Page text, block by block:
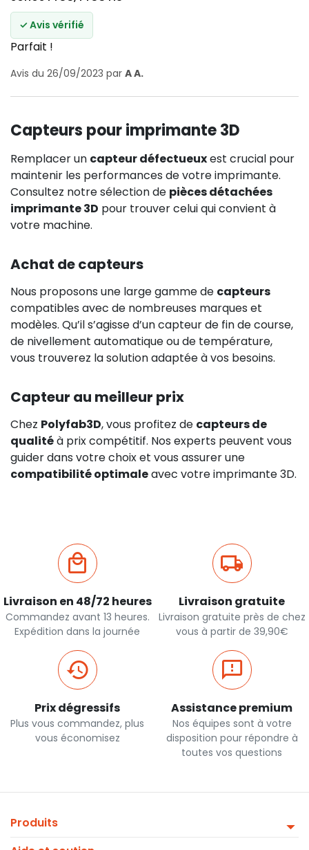
✓ Avis vérifié
Parfait !
Avis du 26/09/2023 par A A.
Capteurs pour imprimante 3D
Remplacer un capteur défectueuxest crucial pour
maintenir les performances de votre imprimante.
Consultez notre sélection de pièces détachées
imprimante 3D pour trouver celui qui convient à
votre machine.
Achat de capteurs
Nous proposons une large gamme de capteurs
compatibles avec de nombreuses marques et
modèles. Qu’il s’agisse d’un capteur de fin de course,
de nivellement automatique ou de température,
vous trouverez la solution adaptée à vos besoins.
Capteur au meilleur prix
Chez Polyfab3D, vous profitez de capteurs de
qualitéà prix compétitif. Nos experts peuvent vous
guider dans votre choix et vous assurer une
compatibilité optimaleavec votre imprimante 3D.
Livraison en 48/72 heures
Commandez avant 13 heures.
Expédition dans la journée
Livraison gratuite
Livraison gratuite près de chez
vous à partir de 39,90€
Prix dégressifs
Plus vous commandez, plus
vous économisez
Assistance premium
Nos équipes sont à votre
disposition pour répondre à
toutes vos questions
Produits